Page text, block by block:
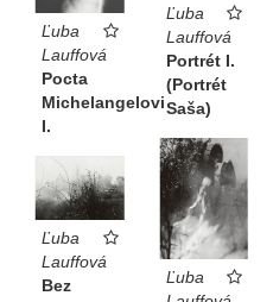
Ľuba
Lauffová
Pocta
Michelangelovi
I.
Ľuba
Lauffová
Portrét I.
(Portrét
Saša)
Ľuba
Ľuba
Lauffová
Bez